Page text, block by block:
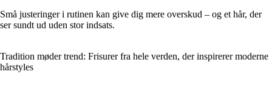
Små justeringer i rutinen kan give dig mere overskud – og et hår, der
ser sundt ud uden stor indsats.
Tradition møder trend: Frisurer fra hele verden, der inspirerer moderne
hårstyles